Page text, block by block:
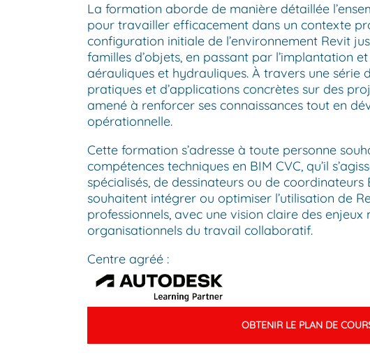
La formation aborde de manière détaillée
pour travailler efficacement dans un contexte
configuration initiale de l’environnement Revit
familles d’objets, en passant par l’implantation
aérauliques et hydrauliques. À travers une série
pratiques et d’applications concrètes sur des
amené à renforcer ses connaissances tout en
opérationnelle.
Cette formation s’adresse à toute personne
compétences techniques en BIM CVC, qu’il
spécialisés, de dessinateurs ou de coordinateurs
souhaitent intégrer ou optimiser l’utilisation de
professionnels, avec une vision claire des
organisationnels du travail collaboratif.
Centre agréé :
OBTENIR LE PLAN DE